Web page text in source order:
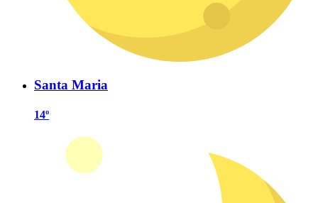
Santa Maria
14º